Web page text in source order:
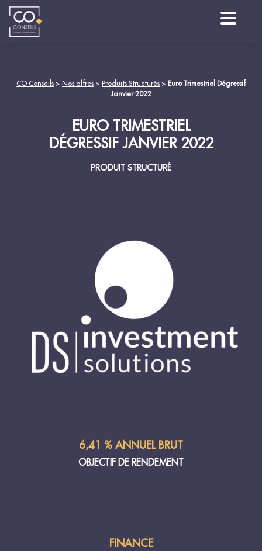
CO Conseils > Nos offres > Produits Structurés > Euro Trimestriel Dégressif
Janvier 2022
EURO TRIMESTRIEL
DÉGRESSIF JANVIER 2022
PRODUIT STRUCTURÉ
6,41 % ANNUEL BRUT
OBJECTIF DE RENDEMENT
FINANCE